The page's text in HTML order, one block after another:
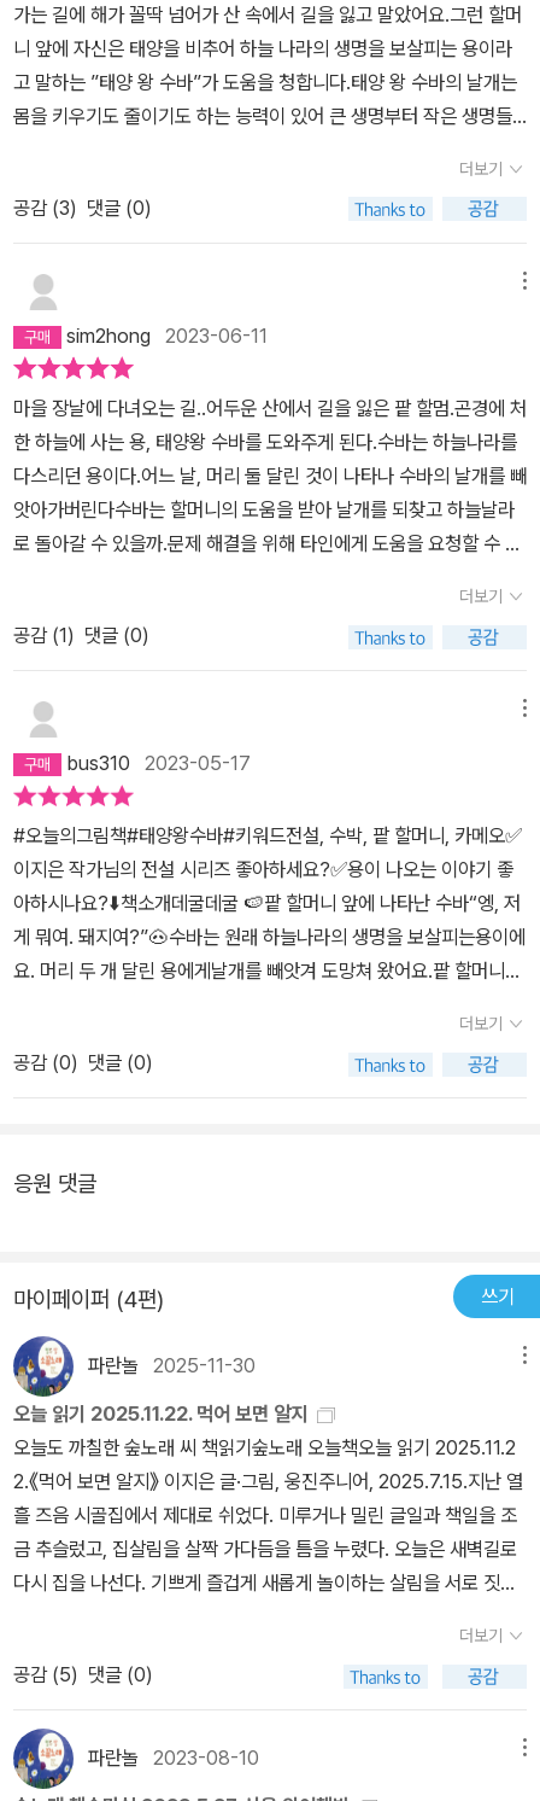
가는 길에 해가 꼴딱 넘어가 산 속에서 길을 잃고 말았어요.그런 할머
니 앞에 자신은 태양을 비추어 하늘 나라의 생명을 보살피는 용이라
고 말하는 ”태양 왕 수바”가 도움을 청합니다.태양 왕 수바의 날개는
몸을 키우기도 줄이기도 하는 능력이 있어 큰 생명부터 작은 생명들
는 이들에게 날개를 빼앗겨 하늘로 돌아갈 수 없게 되었지요.수바는
할머니에게 큰 제사상을 부탁하고 하늘로 돌아가게 되면 용의 보물을
주겠다고 약속합니다.과연 태양 왕 수바는 무사히 하늘로 돌아갈 수
있게 되고 할머니는 용의 보물을 받을 수 있을까요?“태양 왕 수바”는
팥할머니가 등장하는 “팥빙수의 전설”그리고 민들레와 호랑이의 우
정을 그린 “친구의 전설”에 이은 이지은 작가의 전설 시리즈 세번째
이야기입니다.모양은 수박을 닮았는데 넘어지면 혼자 일어나지 못하
는 게 돼지를 닮은 듯한 모습이 친근하면서도 유쾌합니다.대단한 정
의감에 수바를 도운 게 아니라 보물이라는 말에 상다리가 휘어지게
제사상을 차리는 팥할머니의 모습이 인간적이라 더 친근합니다.그래
도 수바를 걱정하고 또 적극적으로 도움의 손길을 내밀고 지혜를 빌
려주기도 합니다.저는 그림책은 기본적으로 어른이 아이에게 읽어주
는 책이라고 생각합니다.물론 글씨를 일찍 깨우쳐 혼자 읽는 아이도
많겠지만 아이는 그림을 보는 것에 더 집중해야 한다고 생각합니다.
주는 어른도 즐거워질 것입니다.어쩜 볼거리가 많아 글 읽는 속도를
느리게 해야 할 수도 있지만 아이는 어른이 읽어주는 글을 따라 할머
니의 표정 변화와 수바의 모습을 보며 그림책을 제대로 즐길 수 있을
것입니다.하마터면 수바가 될 뻔 한 수박의 전설, 올 여름 집집마다 하
나씩 들여놓으시길…….
더보기
공감 (3) 댓글 (0)
sim2hong 2023-06-11
마을 장날에 다녀오는 길..어두운 산에서 길을 잃은 팥 할멈.곤경에 처
한 하늘에 사는 용, 태양왕 수바를 도와주게 된다.수바는 하늘나라를
다스리던 용이다.어느 날, 머리 둘 달린 것이 나타나 수바의 날개를 빼
앗아가버린다수바는 할머니의 도움을 받아 날개를 되찾고 하늘날라
로 돌아갈 수 있을까.문제 해결을 위해 타인에게 도움을 요청할 수 있
수 있겠다.(사실 팥 할멈은 이해타산적으로 수바를 도와주었지만...)
어쩜 그림부터 이렇게 귀여운지..깔깔대며 읽는 것은 덤이다.
더보기
공감 (1) 댓글 (0)
bus310 2023-05-17
#오늘의그림책#태양왕수바#키워드전설, 수박, 팥 할머니, 카메오✅️
이지은 작가님의 전설 시리즈 좋아하세요?✅️용이 나오는 이야기 좋
아하시나요?⬇️책소개데굴데굴 🍉팥 할머니 앞에 나타난 수바“엥, 저
게 뭐여. 돼지여?”🐽수바는 원래 하늘나라의 생명을 보살피는용이에
요. 머리 두 개 달린 용에게날개를 빼앗겨 도망쳐 왔어요.팥 할머니에
주겠다고 약속하는데,과연 할머니의 도움을 받아원래의 모습으로 돌
아갈 수 있을까요?‘용의 보물’은 무엇일까요?#생각더하기봐도 봐도
또 보고 싶은그림책!!🫶팥빙수의 전설친구의 전설에 이은 수박의 전
호랑이🐉🐲우리에게 익숙한 등장인물들에귀여움 한 스푼 재치 한 스
질렀다니까요🍉🫶)수박의 전설도 왕대박입니다👍🔸️호탕하고 당당
한 매력 넘치는 팥 할머니(넘 내 스탈🥹)🔸️태양 왕이지만 허당미 있
는 수바🔸️반전이 있는 머리 둘 용.빠짐없이 매력 넘치는등장인물들
이 수두룩해요👏👏#깔깔웃은한문장“돼지여?”🤣🤣🐽도서명 : <태
양 왕 수바 : 수박의 전설>🍉지은이 : 이지은 그림책🐲펴낸곳 : 웅진
주니어#웅진주니어 #이지은 #이지은작가 #이지은그림책 #그림
책 #태양왕수바 #수박의전설 #친구의전설 #팥빙수의전설 #여름그
림책 #그림책추천 #새그림책 #그림책신간 #어린이그림책 #수박그
림책
더보기
공감 (0) 댓글 (0)
응원 댓글
마이페이퍼 (4편) 쓰기
파란놀 2025-11-30
오늘 읽기 2025.11.22. 먹어 보면 알지
오늘도 까칠한 숲노래 씨 책읽기숲노래 오늘책오늘 읽기 2025.11.2
2.《먹어 보면 알지》 이지은 글·그림, 웅진주니어, 2025.7.15.지난 열
흘 즈음 시골집에서 제대로 쉬었다. 미루거나 밀린 글일과 책일을 조
금 추슬렀고, 집살림을 살짝 가다듬을 틈을 누렸다. 오늘은 새벽길로
다시 집을 나선다. 기쁘게 즐겁게 새롭게 놀이하는 살림을 서로 짓자
로 읍내에 간다. 이제 부산으로 시외버스를 달리고, 〈당신의 책갈피〉
부터 찾아가서 ‘책을 읽고 담는 눈빛’을 스스로 돌보는 수수께끼를 들
려준다. 우리는 “모든 책을 읽으려고 마음을 품”기에 한 자락을 쥐거
나 온 자락을 쥐거나 눈을 뜬다. “모든 책을 어떻게 다 읽어?” 하고 지
레 손을 빼면 겉훑기에서 맴돌다가 아주 등진다. 저녁에 〈책과 아이
더보기
공감 (5) 댓글 (0)
파란놀 2023-08-10